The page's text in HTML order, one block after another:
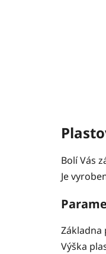
Bolí Vás
Je
Základna
Výška